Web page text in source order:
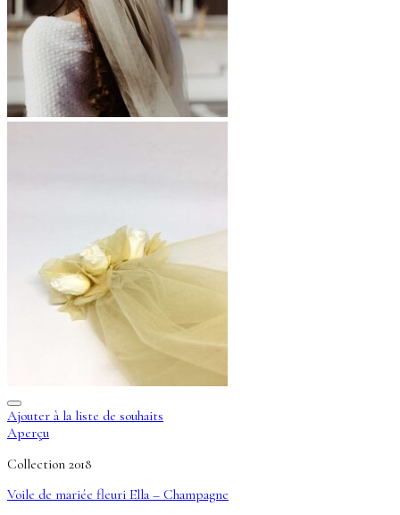
Ajouter à la liste de souhaits
Aperçu
Collection 2018
Voile de mariée fleuri Ella – Champagne